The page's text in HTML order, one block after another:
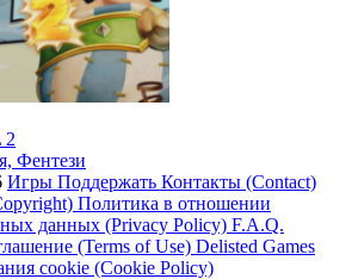
2
Фентези
Игры Поддержать Контакты (Contact)
Политика в отношении
данных (Privacy Policy) F.A.Q.
(Terms of Use) Delisted Games
cookie (Cookie Policy)